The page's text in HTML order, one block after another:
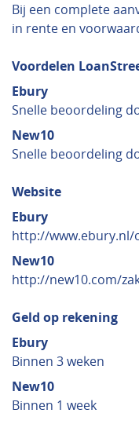
Bij een complete
in rente en
Voordelen
Ebury
Snelle beoordeling
New10
Snelle beoordeling
Website
Ebury
http://
New10
http://new10.com/
Geld op rekening
Ebury
Binnen 3 weken
New10
Binnen 1 week